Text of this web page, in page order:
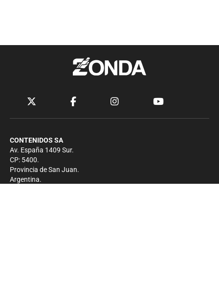
CONTENIDOS SA
Av. España 1409 Sur.
CP: 5400.
Provincia de San Juan.
Argentina.